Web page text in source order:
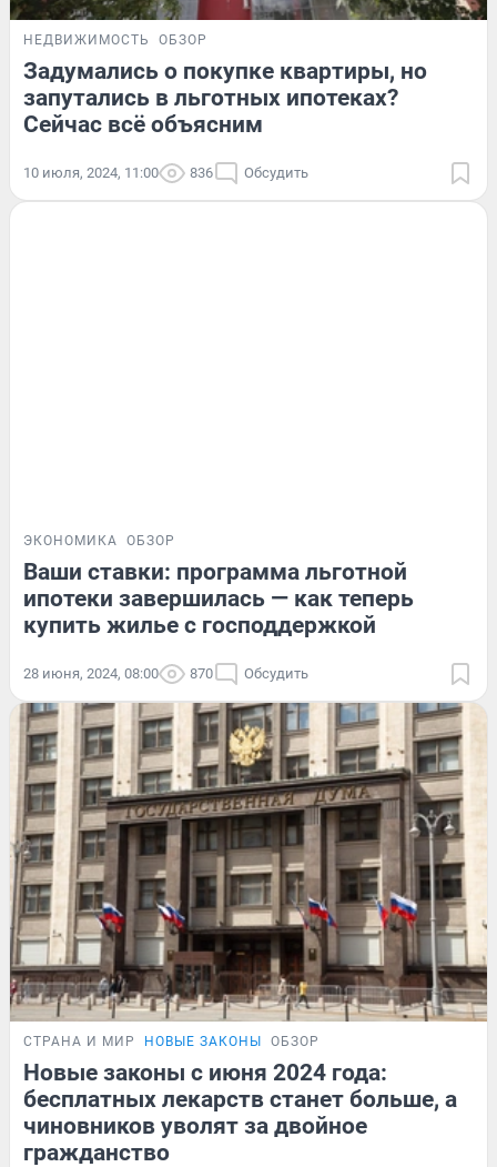
НЕДВИЖИМОСТЬ ОБЗОР
Задумались о покупке квартиры, но
запутались в льготных ипотеках?
Сейчас всё объясним
10 июля, 2024, 11:00 836 Обсудить
ЭКОНОМИКА ОБЗОР
Ваши ставки: программа льготной
ипотеки завершилась — как теперь
купить жилье с господдержкой
28 июня, 2024, 08:00 870 Обсудить
СТРАНА И МИР НОВЫЕ ЗАКОНЫ ОБЗОР
Новые законы с июня 2024 года:
бесплатных лекарств станет больше, а
чиновников уволят за двойное
гражданство